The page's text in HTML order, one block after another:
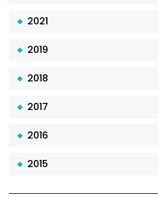
2021
2019
2018
2017
2016
2015